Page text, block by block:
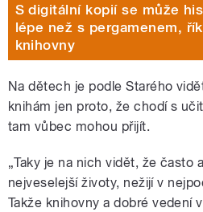
S digitální kopií se může
lépe než s pergamenem,
knihovny
Na dětech je podle Starého
knihám jen proto, že chodí s
tam vůbec mohou přijít.
„Taky je na nich vidět, že často
nejveselejší životy, nežijí v
Takže knihovny a dobré vedení